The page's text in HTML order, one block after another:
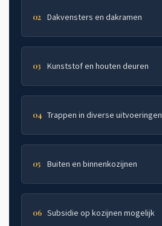
02 Dakvensters en dakramen
03 Kunststof en houten deuren
04 Trappen in diverse uitvoeringen
05 Buiten en binnenkozijnen
06 Subsidie op kozijnen mogelijk